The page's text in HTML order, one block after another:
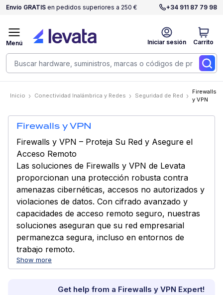
Envío GRATIS en pedidos superiores a 250 € +34 911 87 79 98
Iniciar sesión Carrito
Menú
Inicio Conectividad Inalámbrica y Redes Seguridad de Red
Firewalls
y VPN
Firewalls y VPN
Firewalls y VPN – Proteja Su Red y Asegure el
Acceso Remoto
Las soluciones de Firewalls y VPN de Levata
proporcionan una protección robusta contra
amenazas cibernéticas, accesos no autorizados y
violaciones de datos. Con cifrado avanzado y
capacidades de acceso remoto seguro, nuestras
soluciones aseguran que su red empresarial
permanezca segura, incluso en entornos de
trabajo remoto.
Show more
Get help from a Firewalls y VPN Expert!